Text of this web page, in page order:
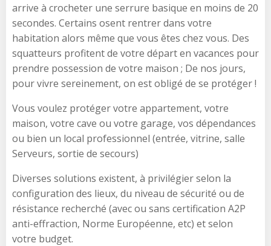
arrive à crocheter une serrure basique en moins de 20
secondes. Certains osent rentrer dans votre
habitation alors même que vous êtes chez vous. Des
squatteurs profitent de votre départ en vacances pour
prendre possession de votre maison ; De nos jours,
pour vivre sereinement, on est obligé de se protéger !
Vous voulez protéger votre appartement, votre
maison, votre cave ou votre garage, vos dépendances
ou bien un local professionnel (entrée, vitrine, salle
Serveurs, sortie de secours)
Diverses solutions existent, à privilégier selon la
configuration des lieux, du niveau de sécurité ou de
résistance recherché (avec ou sans certification A2P
anti-effraction, Norme Européenne, etc) et selon
votre budget.